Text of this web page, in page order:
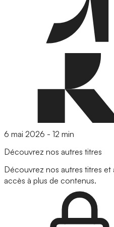
6 mai 2026 - 12 min
Découvrez nos autres titres
Découvrez nos autres titres
accès à plus de contenus.